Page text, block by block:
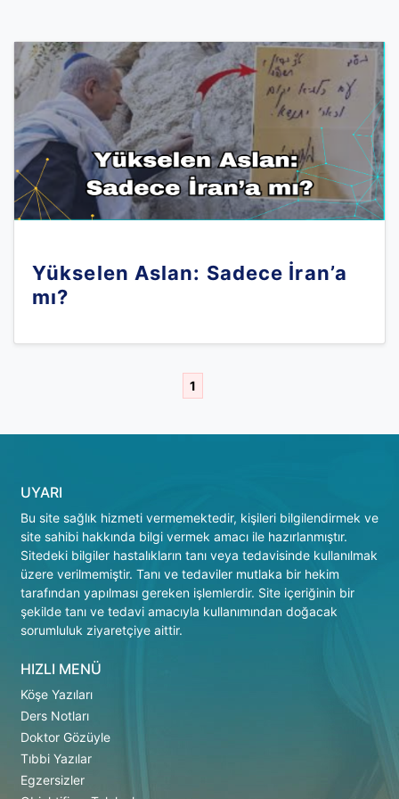
Yükselen Aslan: Sadece İran’a
mı?
1
UYARI
Bu site sağlık hizmeti vermemektedir, kişileri bilgilendirmek ve
site sahibi hakkında bilgi vermek amacı ile hazırlanmıştır.
Sitedeki bilgiler hastalıkların tanı veya tedavisinde kullanılmak
üzere verilmemiştir. Tanı ve tedaviler mutlaka bir hekim
tarafından yapılması gereken işlemlerdir. Site içeriğinin bir
şekilde tanı ve tedavi amacıyla kullanımından doğacak
sorumluluk ziyaretçiye aittir.
HIZLI MENÜ
Köşe Yazıları
Ders Notları
Doktor Gözüyle
Tıbbi Yazılar
Egzersizler